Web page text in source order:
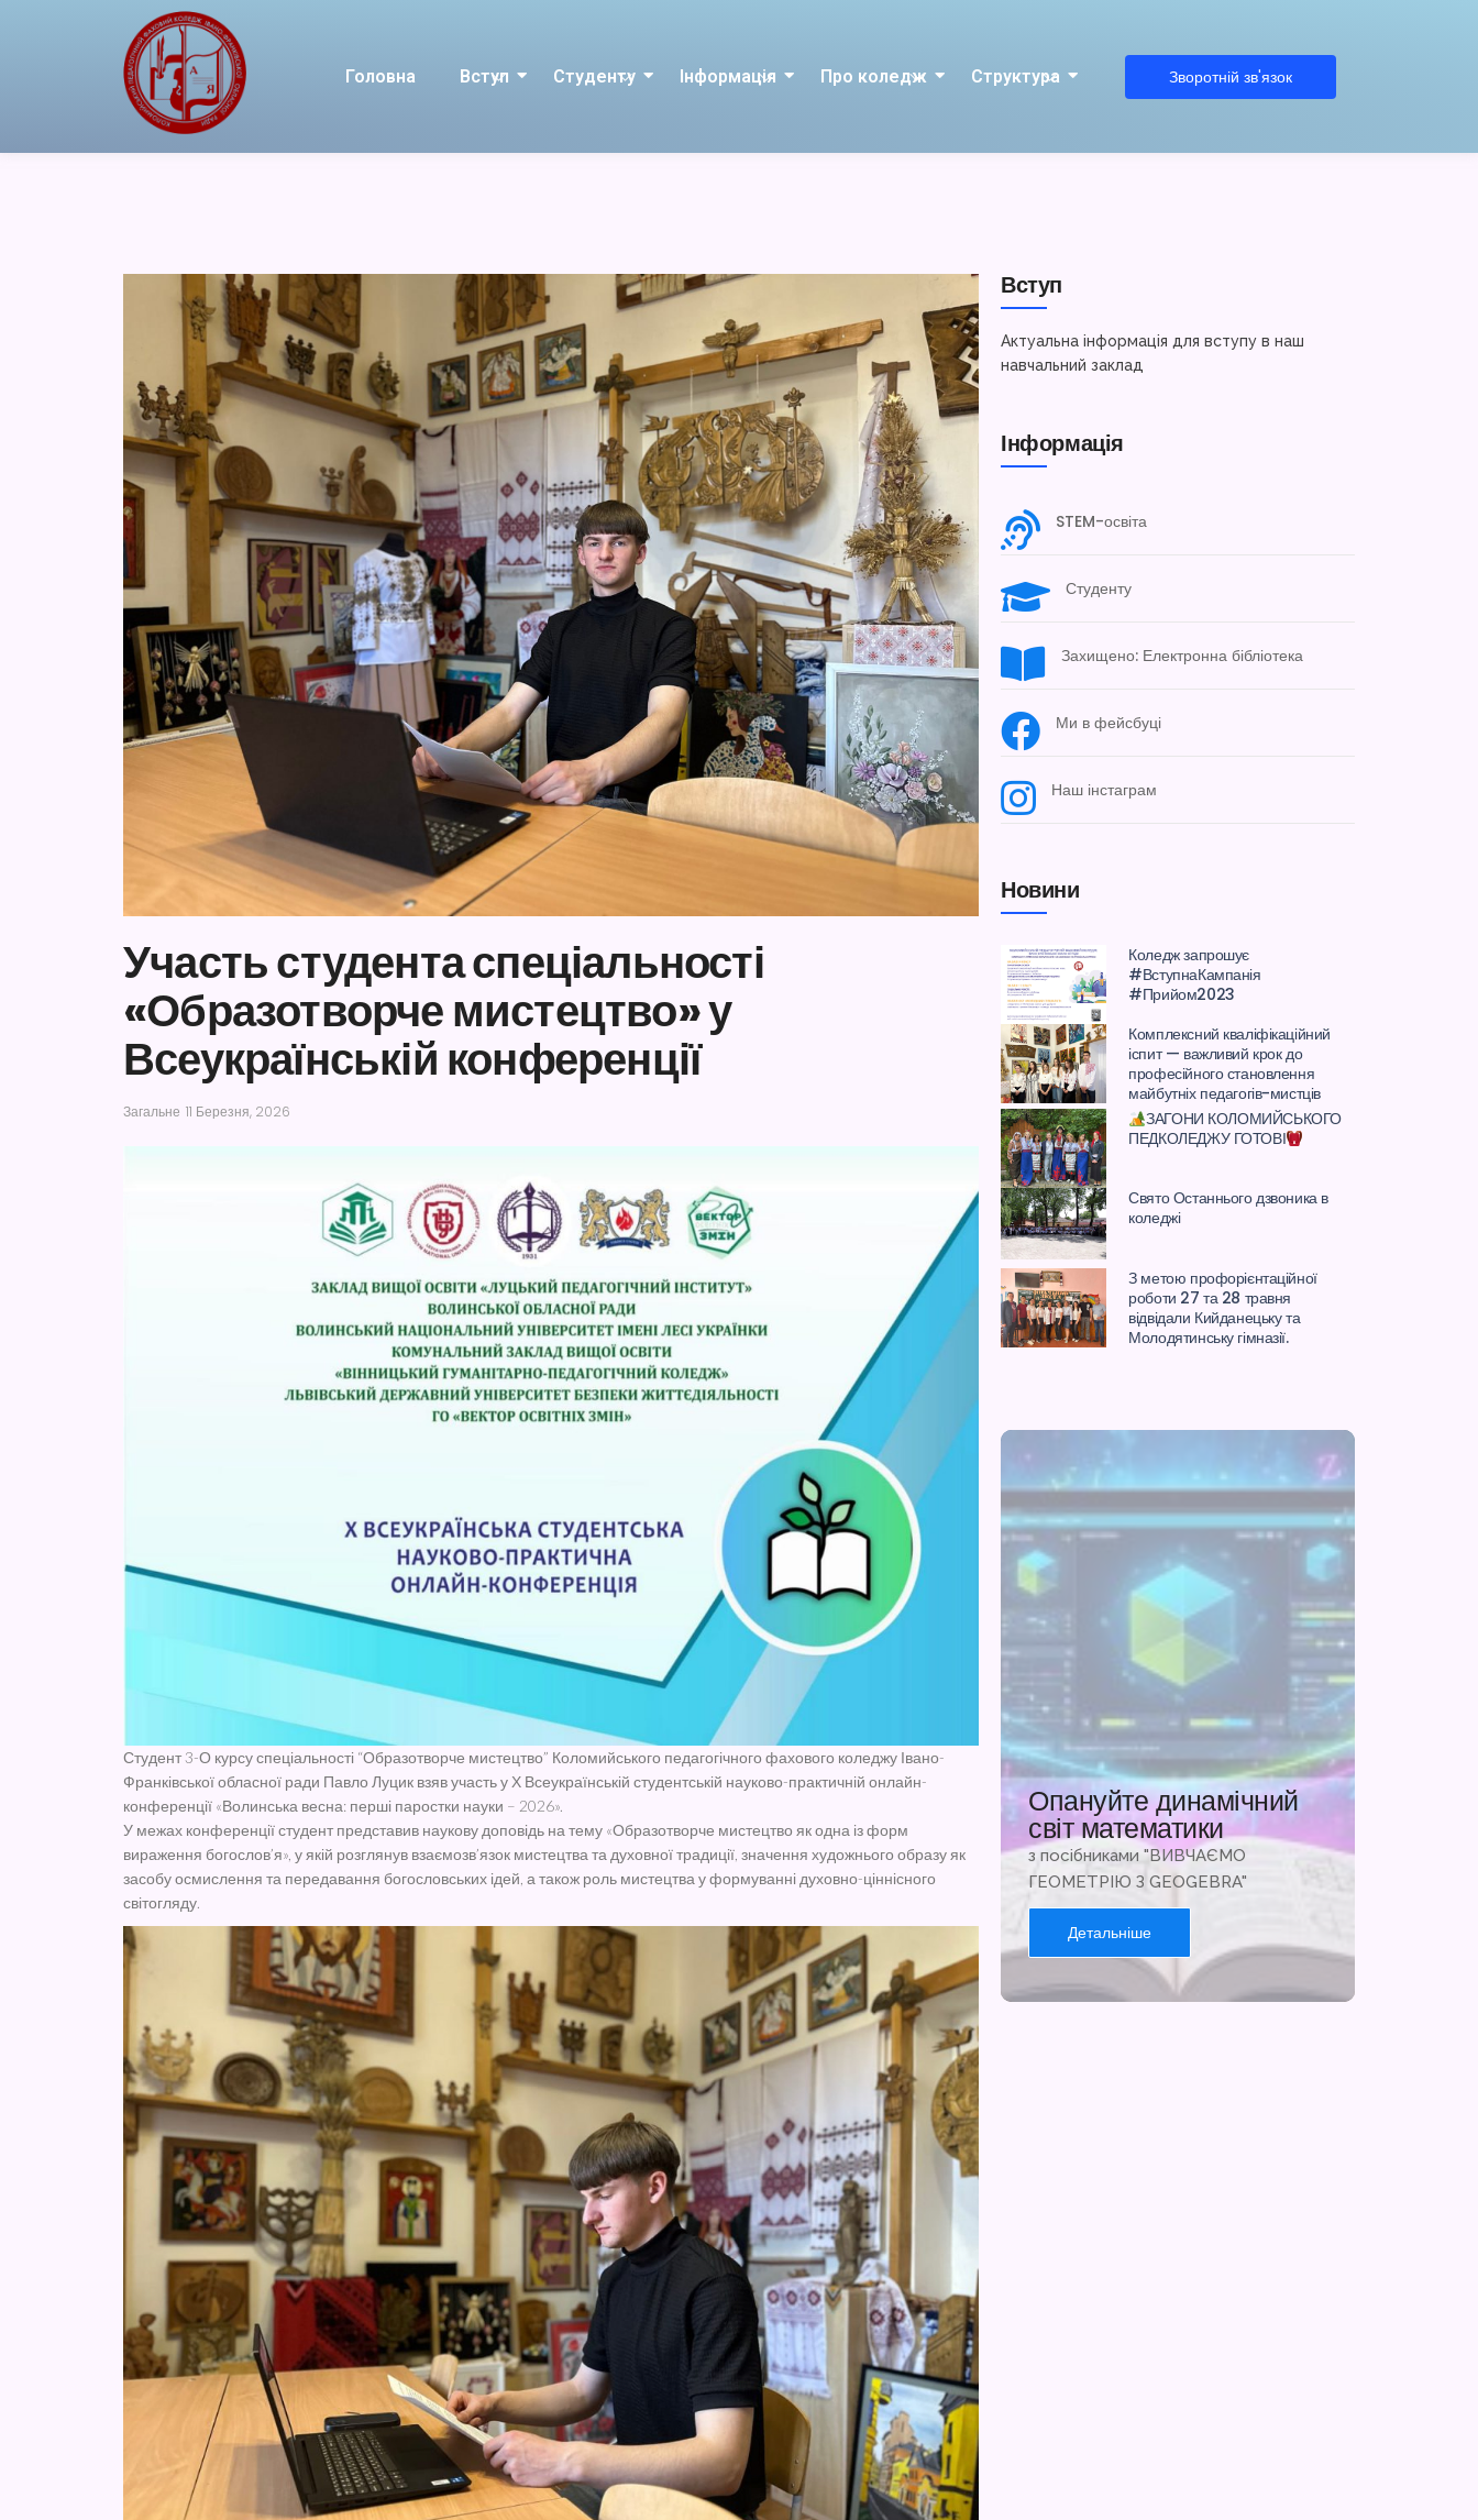
Головна Вступ Студенту Інформація Про коледж Структура Зворотній зв'язок
Участь студента спеціальності
«Образотворче мистецтво» у
Всеукраїнській конференції
Загальне 11 Березня, 2026
Студент 3-О курсу спеціальності “Образотворче мистецтво” Коломийського педагогічного фахового коледжу Івано-
Франківської обласної ради Павло Луцик взяв участь у Х Всеукраїнській студентській науково-практичній онлайн-
конференції «Волинська весна: перші паростки науки – 2026».
У межах конференції студент представив наукову доповідь на тему «Образотворче мистецтво як одна із форм
вираження богослов’я», у якій розглянув взаємозв’язок мистецтва та духовної традиції, значення художнього образу як
засобу осмислення та передавання богословських ідей, а також роль мистецтва у формуванні духовно-ціннісного
світогляду.
Вступ
Актуальна інформація для вступу в наш
навчальний заклад
Інформація
STEM-освіта
Студенту
Захищено: Електронна бібліотека
Ми в фейсбуці
Наш інстаграм
Новини
Коледж запрошує
#ВступнаКампанія
#Прийом2023
Комплексний кваліфікаційний
іспит — важливий крок до
професійного становлення
майбутніх педагогів-мистців
ЗАГОНИ КОЛОМИЙСЬКОГО
ПЕДКОЛЕДЖУ ГОТОВІ
Свято Останнього дзвоника в
коледжі
З метою профорієнтаційної
роботи 27 та 28 травня
відвідали Кийданецьку та
Молодятинську гімназії.
Опануйте динамічний
світ математики
з посібниками "ВИВЧАЄМО
ГЕОМЕТРІЮ З GEOGEBRA"
Детальніше